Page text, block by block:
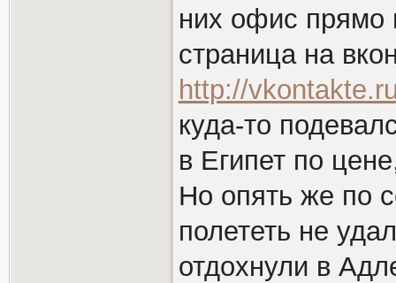
них офис прямо
страница на
http://
куда-то
в Египет по
Но опять же по
полететь не
отдохнули в